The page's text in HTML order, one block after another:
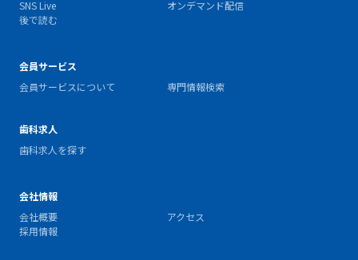
SNS Live
オンデマンド配信
後で読む
会員サービス
会員サービスについて
専門情報検索
歯科求人
歯科求人を探す
会社情報
会社概要
アクセス
採用情報